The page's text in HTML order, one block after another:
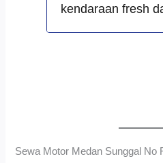
kendaraan fresh
Sewa Motor Medan Sunggal No